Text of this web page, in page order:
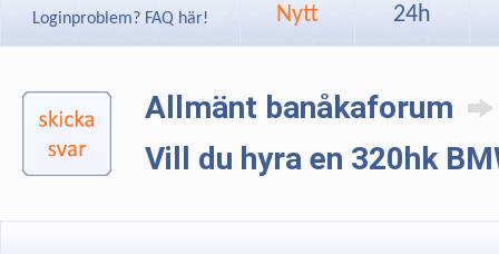
Loginproblem? FAQ här!
Nytt
24h
Allmänt banåkaforum
Vill du hyra en 320hk